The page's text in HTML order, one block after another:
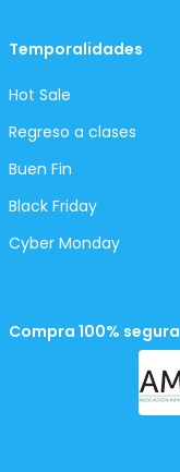
Temporalidades
Hot Sale
Regreso a clases
Buen Fin
Black Friday
Cyber Monday
Compra 100% segura